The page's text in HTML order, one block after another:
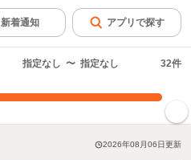
新着通知 アプリで探す
指定なし 〜 指定なし 32件
2026年08月06日更新